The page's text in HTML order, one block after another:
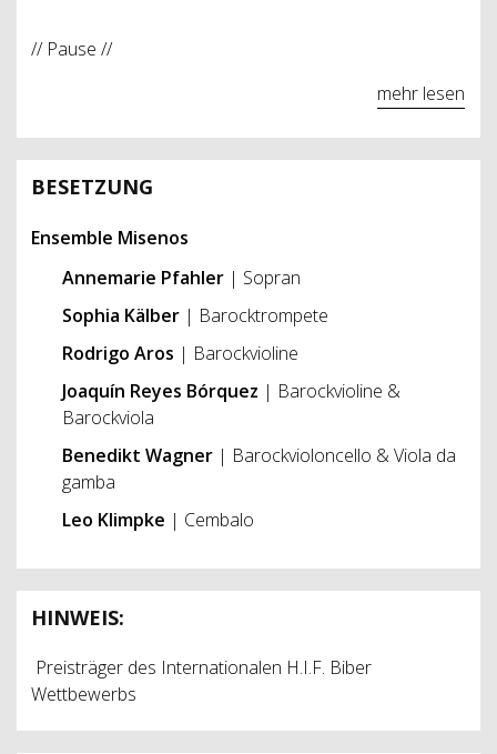
// Pause //
mehr lesen
BESETZUNG
Ensemble Misenos
Annemarie Pfahler | Sopran
Sophia Kälber | Barocktrompete
Rodrigo Aros | Barockvioline
Joaquín Reyes Bórquez | Barockvioline &
Barockviola
Benedikt Wagner | Barockvioloncello & Viola da
gamba
Leo Klimpke | Cembalo
HINWEIS:
Preisträger des Internationalen H.I.F. Biber
Wettbewerbs